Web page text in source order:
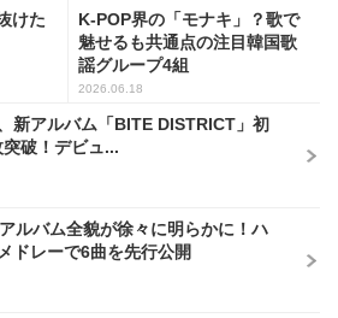
けた
K-POP界の「モナキ」？歌で
魅せるも共通点の注目韓国歌
謡グループ4組
2026.06.18
新アルバム「BITE DISTRICT」初
破！デビュ...
ルバム全貌が徐々に明らかに！ハ
ドレーで6曲を先行公開